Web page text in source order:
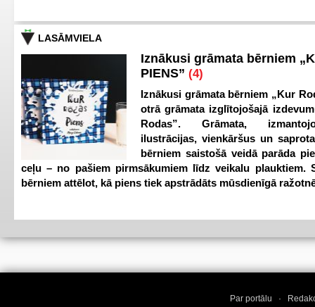
LASĀMVIELA
Iznākusi grāmata bērniem
PIENS” (4)
Iznākusi grāmata bērniem „Kur
otrā grāmata izglītojošajā
Rodas”. Grāmata,
ilustrācijas, vienkāršus un
bērniem saistošā veidā parāda
ceļu – no pašiem pirmsākumiem līdz veikalu plauktiem.
bērniem attēlot, kā piens tiek apstrādāts mūsdienīgā
Par portālu ·